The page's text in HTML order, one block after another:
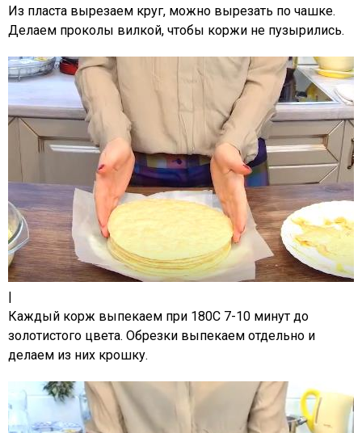
Из пласта вырезаем круг, можно вырезать по чашке.
Делаем проколы вилкой, чтобы коржи не пузырились.
Каждый корж выпекаем при 180С 7-10 минут до
золотистого цвета. Обрезки выпекаем отдельно и
делаем из них крошку.